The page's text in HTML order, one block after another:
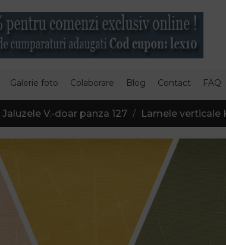
Galerie foto Colaborare Blog Contact FAQ
Jaluzele V.-doar panza 127 Lamele verticale